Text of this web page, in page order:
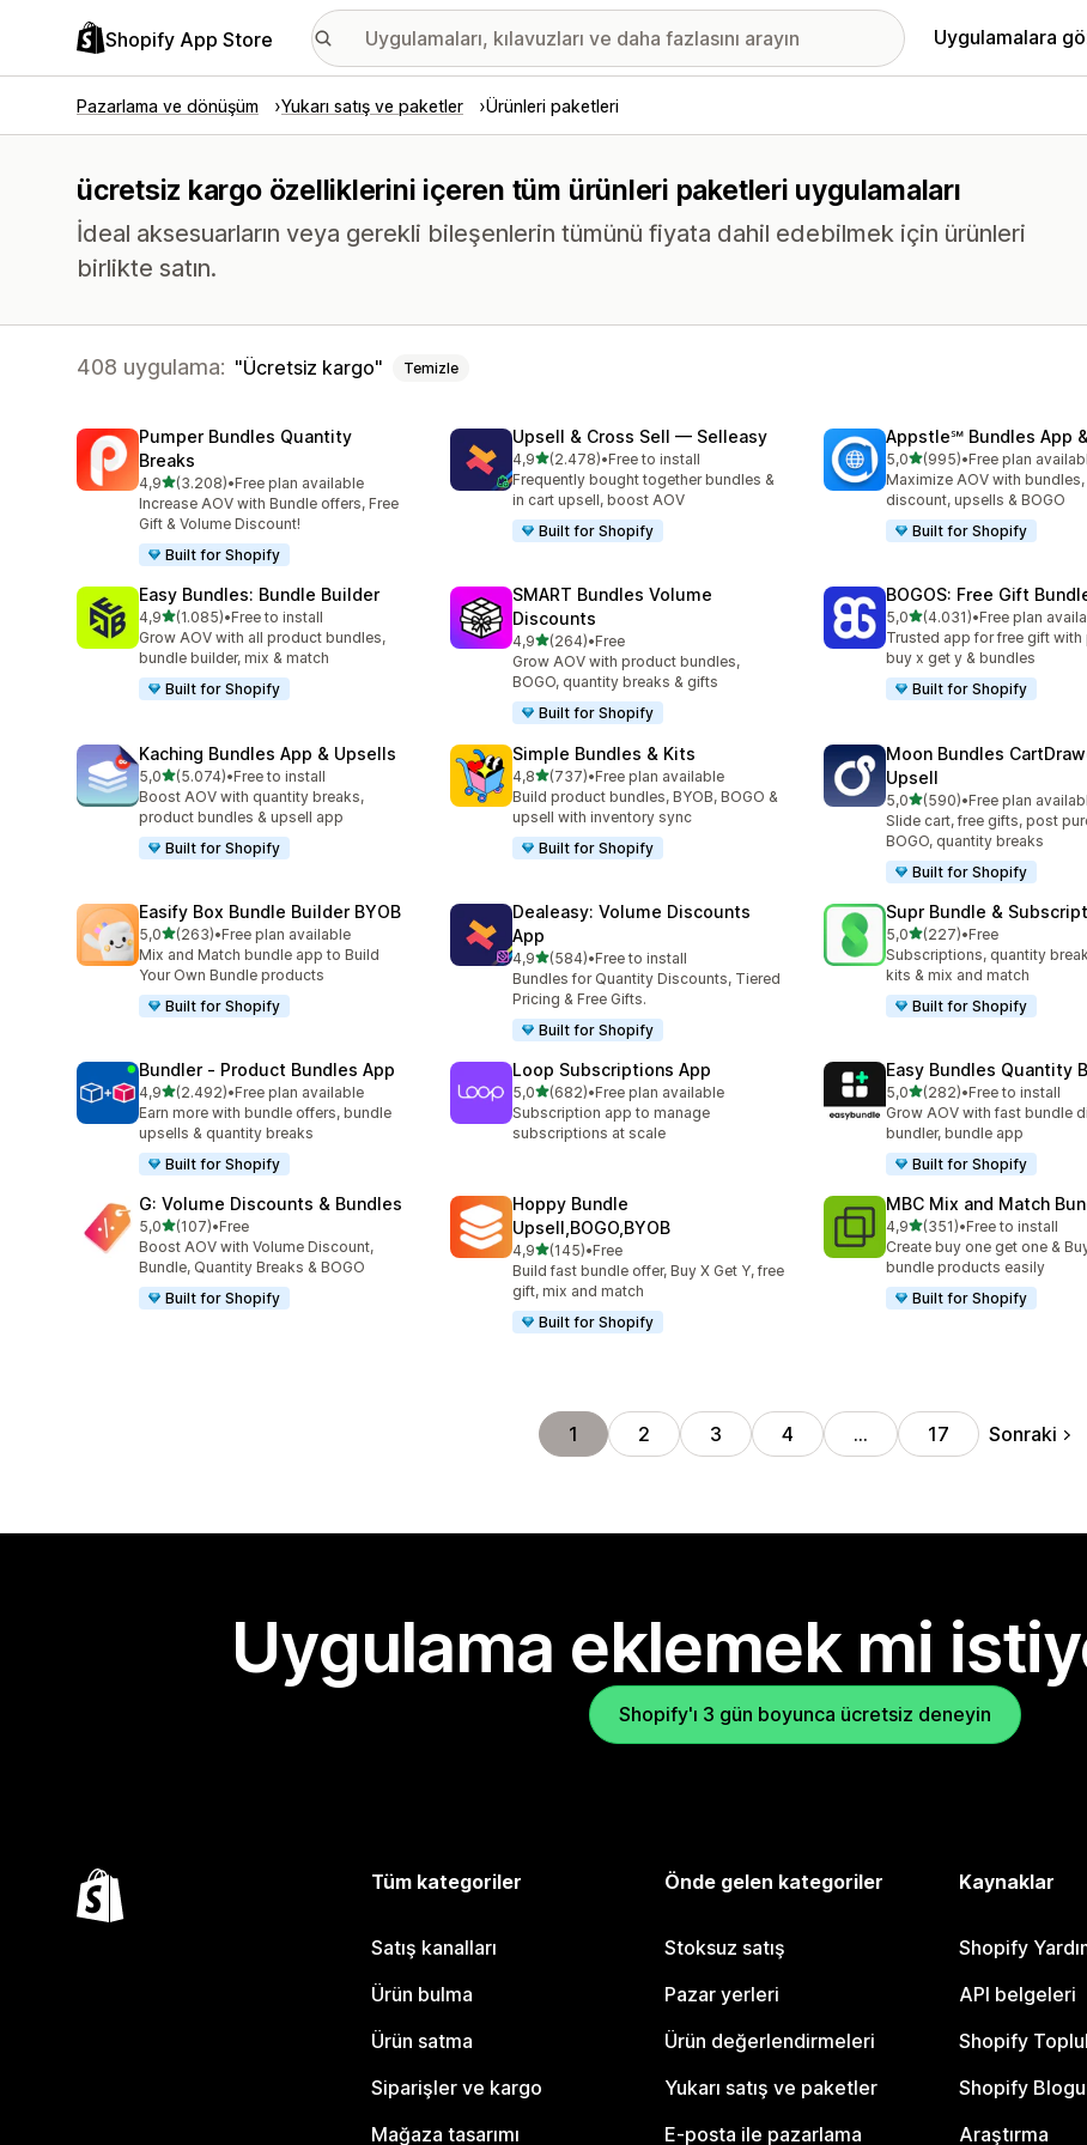
Shopify App Store Uygulamalara
Pazarlama ve dönüşüm Yukarı satış ve paketler Ürünleri paketleri
ücretsiz kargo özelliklerini içeren tüm ürünleri paketleri uygulamaları
İdeal aksesuarların veya gerekli bileşenlerin tümünü fiyata dahil edebilmek için ürünleri
birlikte satın.
408 uygulama: Ücretsiz kargo Temizle
Pumper Bundles Quantity
Breaks
4,95 yıldız üzerinden
(3.208)
toplam 3208 değerlendirme
•Free plan available
Increase AOV with Bundle offers, Free
Gift & Volume Discount!
Built for Shopify
Upsell & Cross Sell — Selleasy
4,95 yıldız üzerinden
(2.478)
toplam 2478 değerlendirme
•Free to install
Frequently bought together bundles &
in cart upsell, boost AOV
Built for Shopify
Appstle℠ Bundles App
5,05 yıldız üzerinden
(995)
toplam 995 değerlendirme
•Free plan
Maximize AOV with
discount, upsells & BOGO
Built for Shopify
Easy Bundles: Bundle Builder
4,95 yıldız üzerinden
(1.085)
toplam 1085 değerlendirme
•Free to install
Grow AOV with all product bundles,
bundle builder, mix & match
Built for Shopify
SMART Bundles Volume
Discounts
4,95 yıldız üzerinden
(264)
toplam 264 değerlendirme
•Free
Grow AOV with product bundles,
BOGO, quantity breaks & gifts
Built for Shopify
BOGOS: Free Gift
5,05 yıldız üzerinden
(4.031)
toplam 4031 değerlendirme
•Free plan
Trusted app for free gift with
buy x get y & bundles
Built for Shopify
Kaching Bundles App & Upsells
5,05 yıldız üzerinden
(5.074)
toplam 5074 değerlendirme
•Free to install
Boost AOV with quantity breaks,
product bundles & upsell app
Built for Shopify
Simple Bundles & Kits
4,85 yıldız üzerinden
(737)
toplam 737 değerlendirme
•Free plan available
Build product bundles, BYOB, BOGO &
upsell with inventory sync
Built for Shopify
Moon Bundles
Upsell
5,05 yıldız üzerinden
(590)
toplam 590 değerlendirme
•Free plan
Slide cart, free gifts, post
BOGO, quantity breaks
Built for Shopify
Easify Box Bundle Builder BYOB
5,05 yıldız üzerinden
(263)
toplam 263 değerlendirme
•Free plan available
Mix and Match bundle app to Build
Your Own Bundle products
Built for Shopify
Dealeasy: Volume Discounts
App
4,95 yıldız üzerinden
(584)
toplam 584 değerlendirme
•Free to install
Bundles for Quantity Discounts, Tiered
Pricing & Free Gifts.
Built for Shopify
Supr Bundle &
5,05 yıldız üzerinden
(227)
toplam 227 değerlendirme
•Free
Subscriptions, quantity
kits & mix and match
Built for Shopify
Bundler ‑ Product Bundles App
4,95 yıldız üzerinden
(2.492)
toplam 2492 değerlendirme
•Free plan available
Earn more with bundle offers, bundle
upsells & quantity breaks
Built for Shopify
Loop Subscriptions App
5,05 yıldız üzerinden
(682)
toplam 682 değerlendirme
•Free plan available
Subscription app to manage
subscriptions at scale
Easy Bundles Quantity
5,05 yıldız üzerinden
(282)
toplam 282 değerlendirme
•Free to install
Grow AOV with fast bundle
bundler, bundle app
Built for Shopify
G: Volume Discounts & Bundles
5,05 yıldız üzerinden
(107)
toplam 107 değerlendirme
•Free
Boost AOV with Volume Discount,
Bundle, Quantity Breaks & BOGO
Built for Shopify
Hoppy Bundle
Upsell,BOGO,BYOB
4,95 yıldız üzerinden
(145)
toplam 145 değerlendirme
•Free
Build fast bundle offer, Buy X Get Y, free
gift, mix and match
Built for Shopify
MBC Mix and Match
4,95 yıldız üzerinden
(351)
toplam 351 değerlendirme
•Free to install
Create buy one get one &
bundle products easily
Built for Shopify
1 2 3 4 … 17 Sonraki
Uygulama eklemek mi
Shopify'ı 3 gün boyunca ücretsiz deneyin
Tüm kategoriler
Satış kanalları
Ürün bulma
Ürün satma
Siparişler ve kargo
Mağaza tasarımı
Önde gelen kategoriler
Stoksuz satış
Pazar yerleri
Ürün değerlendirmeleri
Yukarı satış ve paketler
E-posta ile pazarlama
Kaynaklar
Shopify
API belgeleri
Shopify
Shopify Blogu
Araştırma